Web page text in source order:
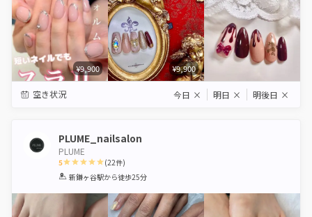
¥9,900 ¥9,900
空き状況 今日 × 明日 × 明後日 ×
PLUME_nailsalon
PLUME
5
1 2 3 4 5
(22件)
新鎌ヶ谷駅から徒歩25分